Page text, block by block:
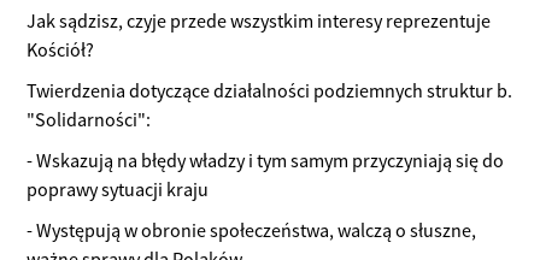
Jak sądzisz, czyje przede wszystkim interesy reprezentuje
Kościół?
Twierdzenia dotyczące działalności podziemnych struktur b.
"Solidarności":
- Wskazują na błędy władzy i tym samym przyczyniają się do
poprawy sytuacji kraju
- Występują w obronie społeczeństwa, walczą o słuszne,